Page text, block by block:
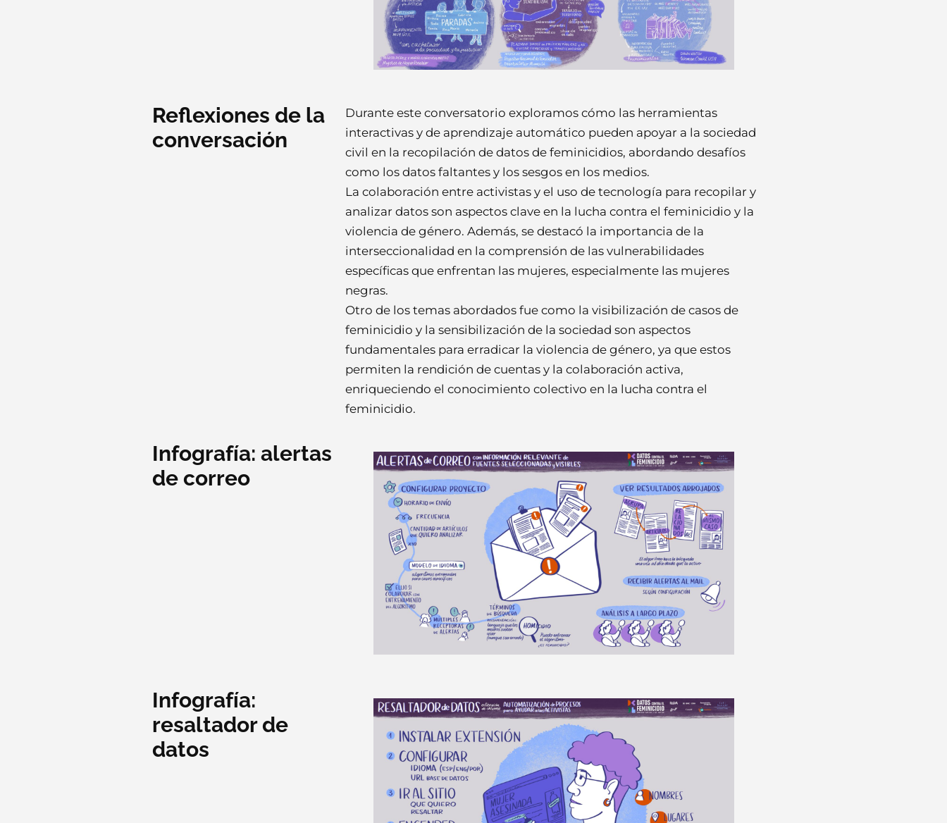
Reflexiones de la
conversación
Durante este conversatorio exploramos cómo las herramientas
interactivas y de aprendizaje automático pueden apoyar a la sociedad
civil en la recopilación de datos de feminicidios, abordando desafíos
como los datos faltantes y los sesgos en los medios.
La colaboración entre activistas y el uso de tecnología para recopilar y
analizar datos son aspectos clave en la lucha contra el feminicidio y la
violencia de género. Además, se destacó la importancia de la
interseccionalidad en la comprensión de las vulnerabilidades
específicas que enfrentan las mujeres, especialmente las mujeres
negras.
Otro de los temas abordados fue como la visibilización de casos de
feminicidio y la sensibilización de la sociedad son aspectos
fundamentales para erradicar la violencia de género, ya que estos
permiten la rendición de cuentas y la colaboración activa,
enriqueciendo el conocimiento colectivo en la lucha contra el
feminicidio.
Infografía: alertas
de correo
Infografía:
resaltador de
datos